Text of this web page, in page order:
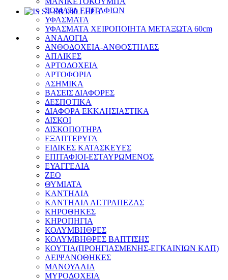
ΣΩΜΑΤΑ ΕΠΙΤΑΦΙΩΝ
ΥΦΑΣΜΑΤΑ
ΥΦΑΣΜΑΤΑ ΧΕΙΡΟΠΟΙΗΤΑ ΜΕΤΑΞΩΤΑ 60cm
ΑΝΑΛΟΓΙΑ
ΑΝΘΟΔΟΧΕΙΑ-ΑΝΘΟΣΤΗΛΕΣ
ΑΠΛΙΚΕΣ
ΑΡΤΟΔΟΧΕΙΑ
ΑΡΤΟΦΟΡΙΑ
ΑΣΗΜΙΚΑ
ΒΑΣΕΙΣ ΔΙΑΦΟΡΕΣ
ΔΕΣΠΟΤΙΚΑ
ΔΙΑΦΟΡΑ ΕΚΚΛΗΣΙΑΣΤΙΚΑ
ΔΙΣΚΟΙ
ΔΙΣΚΟΠΟΤΗΡΑ
ΕΞΑΠΤΕΡΥΓΑ
ΕΙΔΙΚΕΣ ΚΑΤΑΣΚΕΥΕΣ
ΕΠΙΤΑΦΙΟΙ-ΕΣΤΑΥΡΩΜΕΝΟΣ
ΕΥΑΓΓΕΛΙΑ
ΖΕΟ
ΘΥΜΙΑΤΑ
ΚΑΝΤΗΛΙΑ
ΚΑΝΤΗΛΙΑ ΑΓ.ΤΡΑΠΕΖΑΣ
ΚΗΡΟΘΗΚΕΣ
ΚΗΡΟΠΗΓΙΑ
ΚΟΛΥΜΒΗΘΡΕΣ
ΚΟΛΥΜΒΗΘΡΕΣ ΒΑΠΤΙΣΗΣ
ΚΟΥΤΙΑ(ΠΡΟΗΓΙΑΣΜΕΝΗΣ-ΕΓΚΑΙΝΙΩΝ ΚΛΠ)
ΛΕΙΨΑΝΟΘΗΚΕΣ
ΜΑΝΟΥΑΛΙΑ
ΜΥΡΟΔΟΧΕΙΑ